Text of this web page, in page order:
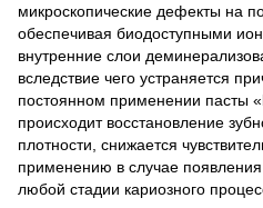
микроскопические дефекты на
обеспечивая биодоступными
внутренние слои
вследствие чего устраняется
постоянном применении пасты
происходит восстановление
плотности, снижается
применению в случае
любой стадии кариозного